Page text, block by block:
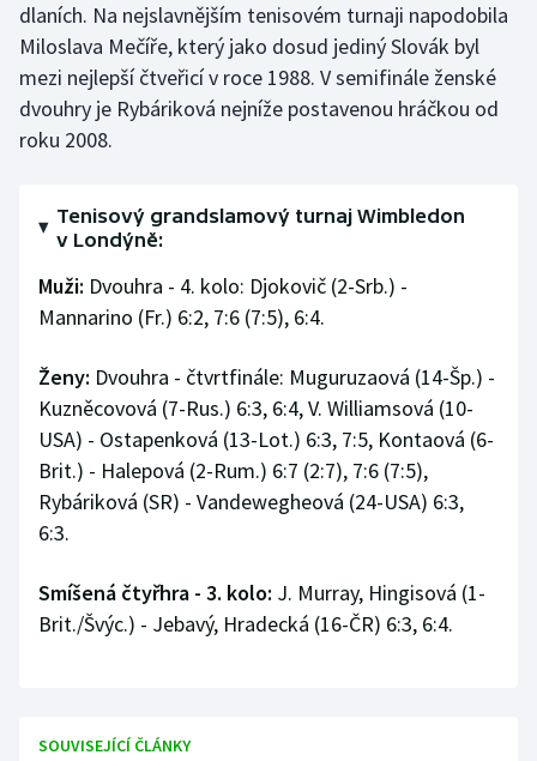
dlaních. Na nejslavnějším tenisovém turnaji napodobila
Miloslava Mečíře, který jako dosud jediný Slovák byl
mezi nejlepší čtveřicí v roce 1988. V semifinále ženské
dvouhry je Rybáriková nejníže postavenou hráčkou od
roku 2008.
Tenisový grandslamový turnaj Wimbledon
v Londýně:
Muži: Dvouhra - 4. kolo: Djokovič (2-Srb.) -
Mannarino (Fr.) 6:2, 7:6 (7:5), 6:4.
Ženy: Dvouhra - čtvrtfinále: Muguruzaová (14-Šp.) -
Kuzněcovová (7-Rus.) 6:3, 6:4, V. Williamsová (10-
USA) - Ostapenková (13-Lot.) 6:3, 7:5, Kontaová (6-
Brit.) - Halepová (2-Rum.) 6:7 (2:7), 7:6 (7:5),
Rybáriková (SR) - Vandewegheová (24-USA) 6:3,
6:3.
Smíšená čtyřhra - 3. kolo: J. Murray, Hingisová (1-
Brit./Švýc.) - Jebavý, Hradecká (16-ČR) 6:3, 6:4.
SOUVISEJÍCÍ ČLÁNKY